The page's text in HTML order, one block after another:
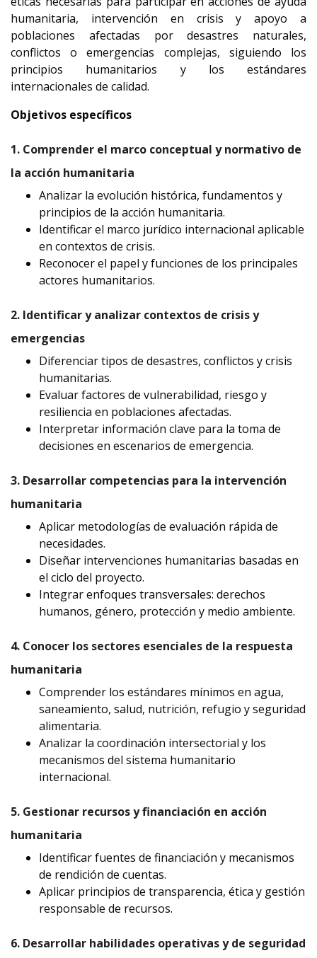
humanitaria, intervención en crisis y apoyo a
poblaciones afectadas por desastres naturales,
conflictos o emergencias complejas, siguiendo los
principios humanitarios y los estándares
internacionales de calidad.
Objetivos específicos
1. Comprender el marco conceptual y normativo de
la acción humanitaria
Analizar la evolución histórica, fundamentos y
principios de la acción humanitaria.
Identificar el marco jurídico internacional aplicable
en contextos de crisis.
Reconocer el papel y funciones de los principales
actores humanitarios.
2. Identificar y analizar contextos de crisis y
emergencias
Diferenciar tipos de desastres, conflictos y crisis
humanitarias.
Evaluar factores de vulnerabilidad, riesgo y
resiliencia en poblaciones afectadas.
Interpretar información clave para la toma de
decisiones en escenarios de emergencia.
3. Desarrollar competencias para la intervención
humanitaria
Aplicar metodologías de evaluación rápida de
necesidades.
Diseñar intervenciones humanitarias basadas en
el ciclo del proyecto.
Integrar enfoques transversales: derechos
humanos, género, protección y medio ambiente.
4. Conocer los sectores esenciales de la respuesta
humanitaria
Comprender los estándares mínimos en agua,
saneamiento, salud, nutrición, refugio y seguridad
alimentaria.
Analizar la coordinación intersectorial y los
mecanismos del sistema humanitario
internacional.
5. Gestionar recursos y financiación en acción
humanitaria
Identificar fuentes de financiación y mecanismos
de rendición de cuentas.
Aplicar principios de transparencia, ética y gestión
responsable de recursos.
6. Desarrollar habilidades operativas y de seguridad